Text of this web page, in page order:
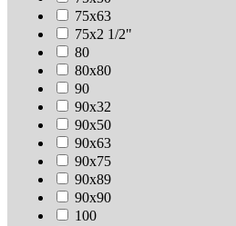
75х63
75х2 1/2"
80
80х80
90
90х32
90х50
90х63
90х75
90х89
90х90
100